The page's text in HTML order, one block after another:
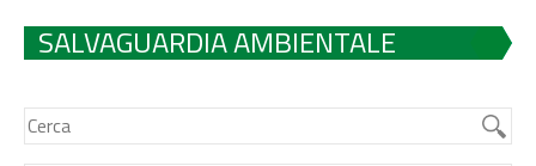
SALVAGUARDIA AMBIENTALE